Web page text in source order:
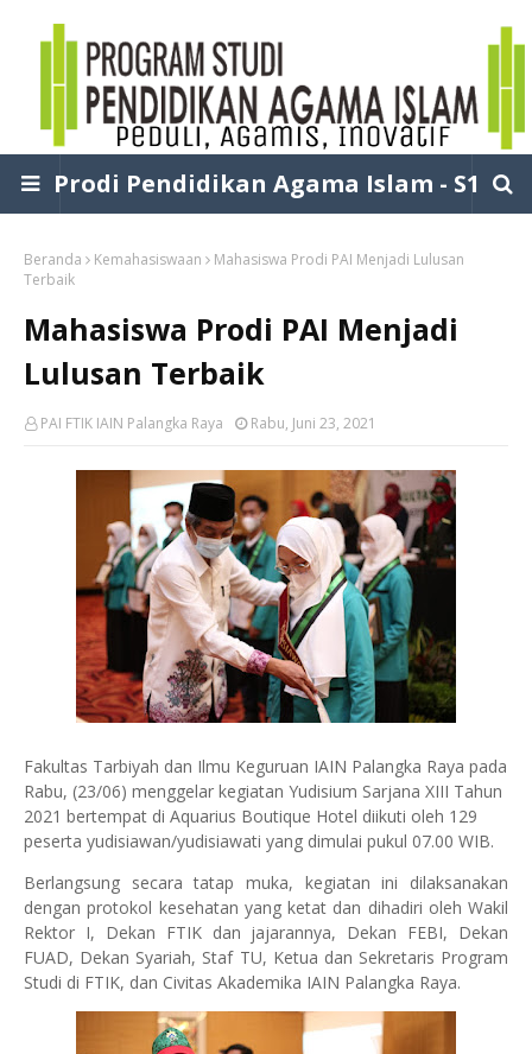
Prodi Pendidikan Agama Islam - S1
Beranda Kemahasiswaan
Mahasiswa Prodi PAI Menjadi Lulusan
Terbaik
Mahasiswa Prodi PAI Menjadi
Lulusan Terbaik
PAI FTIK IAIN Palangka Raya Rabu, Juni 23, 2021
Fakultas Tarbiyah dan Ilmu Keguruan IAIN Palangka Raya pada
Rabu, (23/06) menggelar kegiatan Yudisium Sarjana XIII Tahun
2021 bertempat di Aquarius Boutique Hotel diikuti oleh 129
peserta yudisiawan/yudisiawati yang dimulai pukul 07.00 WIB.
Berlangsung secara tatap muka, kegiatan ini dilaksanakan
dengan protokol kesehatan yang ketat dan dihadiri oleh Wakil
Rektor I, Dekan FTIK dan jajarannya, Dekan FEBI, Dekan
FUAD, Dekan Syariah, Staf TU, Ketua dan Sekretaris Program
Studi di FTIK, dan Civitas Akademika IAIN Palangka Raya.